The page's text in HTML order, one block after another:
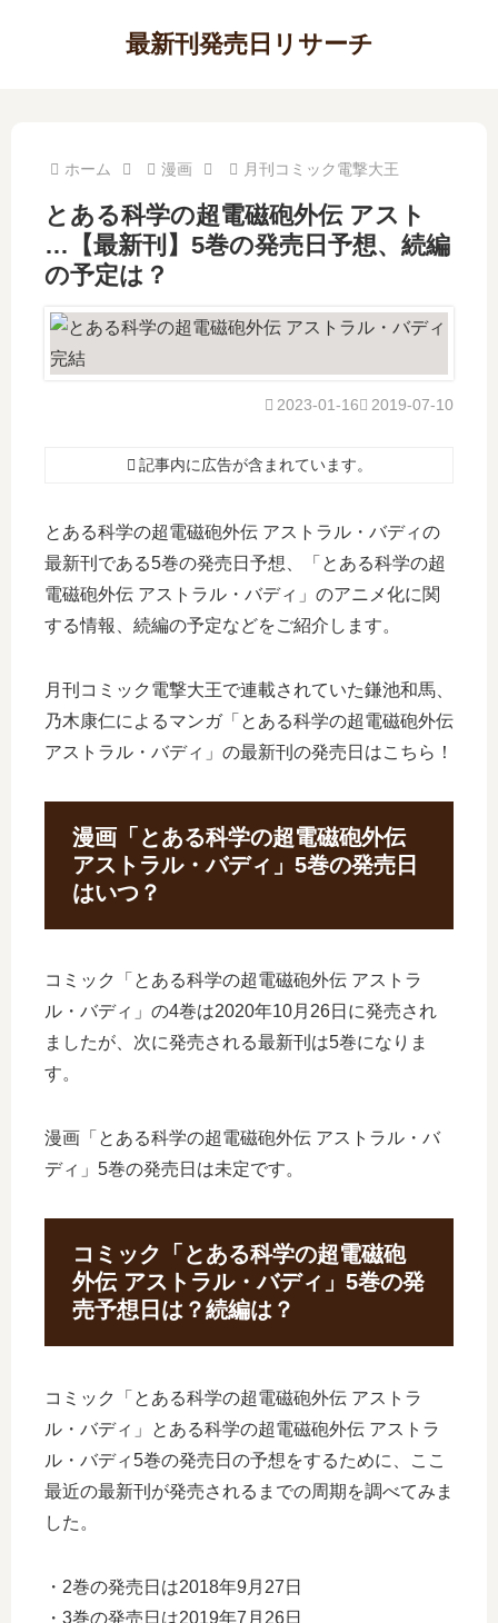
最新刊発売日リサーチ
ホーム 漫画 月刊コミック電撃大王
とある科学の超電磁砲外伝 アスト
…【最新刊】5巻の発売日予想、続編
の予定は？
2019-07-10
2023-01-16
記事内に広告が含まれています。
とある科学の超電磁砲外伝 アストラル・バディの
最新刊である5巻の発売日予想、「とある科学の超
電磁砲外伝 アストラル・バディ」のアニメ化に関
する情報、続編の予定などをご紹介します。
月刊コミック電撃大王で連載されていた鎌池和馬、
乃木康仁によるマンガ「とある科学の超電磁砲外伝
アストラル・バディ」の最新刊の発売日はこちら！
漫画「とある科学の超電磁砲外伝
アストラル・バディ」5巻の発売日
はいつ？
コミック「とある科学の超電磁砲外伝 アストラ
ル・バディ」の4巻は2020年10月26日に発売され
ましたが、次に発売される最新刊は5巻になりま
す。
漫画「とある科学の超電磁砲外伝 アストラル・バ
ディ」5巻の発売日は未定です。
コミック「とある科学の超電磁砲
外伝 アストラル・バディ」5巻の発
売予想日は？続編は？
コミック「とある科学の超電磁砲外伝 アストラ
ル・バディ」とある科学の超電磁砲外伝 アストラ
ル・バディ5巻の発売日の予想をするために、ここ
最近の最新刊が発売されるまでの周期を調べてみま
した。
・2巻の発売日は2018年9月27日
・3巻の発売日は2019年7月26日